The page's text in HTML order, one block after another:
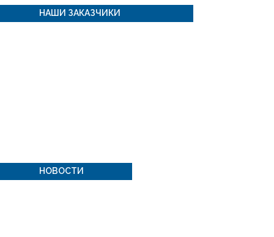
НАШИ ЗАКАЗЧИКИ
НОВОСТИ